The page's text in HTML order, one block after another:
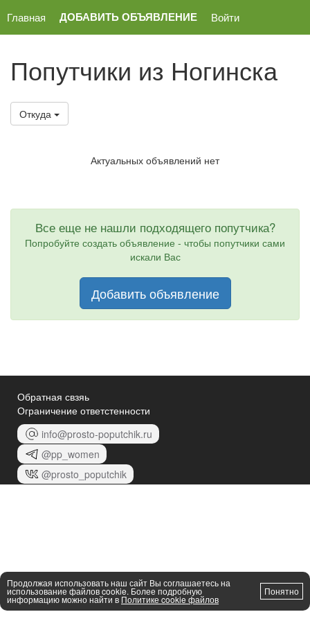
Главная ДОБАВИТЬ ОБЪЯВЛЕНИЕ Войти
Попутчики из Ногинска
Откуда
Актуальных объявлений нет
Все еще не нашли подходящего попутчика?
Попробуйте создать объявление - чтобы попутчики сами
искали Вас
Добавить объявление
Обратная свзяь
Ограничение ответстенности
info@prosto-poputchik.ru
@pp_women
@prosto_poputchik
Продолжая использовать наш сайт Вы соглашаетесь на
использование файлов cookie. Более подробную
информацию можно найти в Политике cookie файлов
Понятно